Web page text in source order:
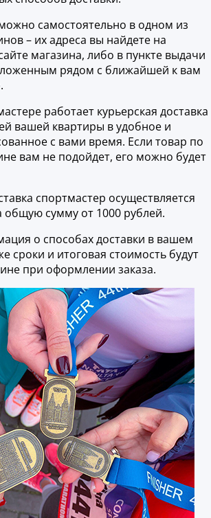
самостоятельно в одном из
– их адреса вы найдете на
магазина, либо в пункте выдачи
рядом с ближайшей к вам
работает курьерская доставка
вашей квартиры в удобное и
с вами время. Если товар по
вам не подойдет, его можно будет
спортмастер осуществляется
общую сумму от 1000 рублей.
о способах доставки в вашем
сроки и итоговая стоимость будут
при оформлении заказа.